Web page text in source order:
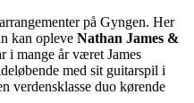
på Gyngen. Her
kan opleve Nathan James &
i mange år været James
med sit guitarspil i
verdensklasse duo kørende